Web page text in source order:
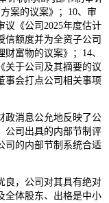
案的议案》；10、审
议《公司2025年度估计
信额度并为全资子公司
富物的议案》；14、
关于公司及其摘要的议
事会打点公司相关事项
消息公允地反映了公
公司出具的内部节制评
司的内部节制系统合适
，公司对其具有绝对
全体股东、出格是中小